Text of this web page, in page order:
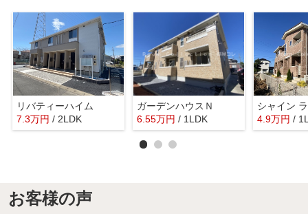
リバティーハイム
7.3万円 / 2LDK
ガーデンハウスＮ
6.55万円 / 1LDK
シャイン
4.9万円 /
お客様の声